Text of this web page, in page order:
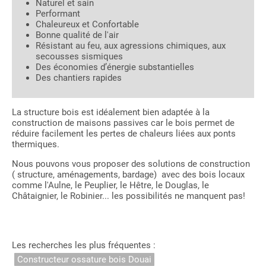
Naturel et sain
Performant
Chaleureux et Confortable
Bonne qualité de l'air
Résistant au feu, aux agressions chimiques, aux
secousses sismiques
Des économies d’énergie substantielles
Des chantiers rapides
La structure bois est idéalement bien adaptée à la
construction de maisons passives car le bois permet de
réduire facilement les pertes de chaleurs liées aux ponts
thermiques.
Nous pouvons vous proposer des solutions de construction
( structure, aménagements, bardage) avec des bois locaux
comme l'Aulne, le Peuplier, le Hêtre, le Douglas, le
Châtaignier, le Robinier... les possibilités ne manquent pas!
Les recherches les plus fréquentes :
Constructeur ossature bois Douai